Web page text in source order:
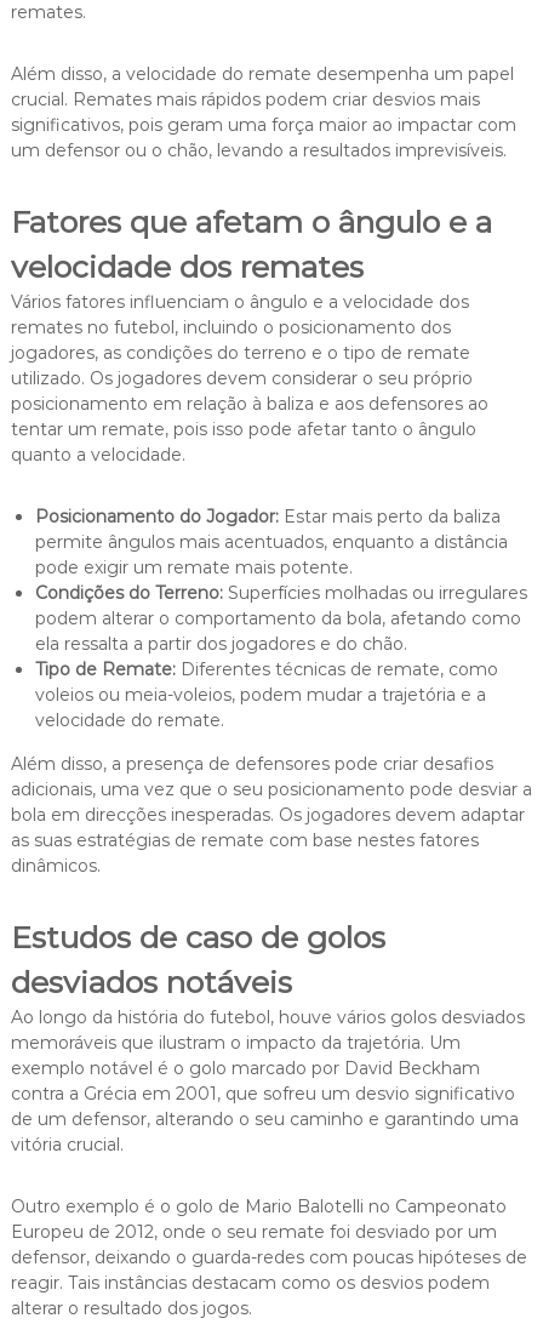
remates.
Além disso, a velocidade do remate desempenha um papel
crucial. Remates mais rápidos podem criar desvios mais
significativos, pois geram uma força maior ao impactar com
um defensor ou o chão, levando a resultados imprevisíveis.
Fatores que afetam o ângulo e a
velocidade dos remates
Vários fatores influenciam o ângulo e a velocidade dos
remates no futebol, incluindo o posicionamento dos
jogadores, as condições do terreno e o tipo de remate
utilizado. Os jogadores devem considerar o seu próprio
posicionamento em relação à baliza e aos defensores ao
tentar um remate, pois isso pode afetar tanto o ângulo
quanto a velocidade.
Posicionamento do Jogador:Estar mais perto da baliza
permite ângulos mais acentuados, enquanto a distância
pode exigir um remate mais potente.
Condições do Terreno:Superfícies molhadas ou irregulares
podem alterar o comportamento da bola, afetando como
ela ressalta a partir dos jogadores e do chão.
Tipo de Remate:Diferentes técnicas de remate, como
voleios ou meia-voleios, podem mudar a trajetória e a
velocidade do remate.
Além disso, a presença de defensores pode criar desafios
adicionais, uma vez que o seu posicionamento pode desviar a
bola em direcções inesperadas. Os jogadores devem adaptar
as suas estratégias de remate com base nestes fatores
dinâmicos.
Estudos de caso de golos
desviados notáveis
Ao longo da história do futebol, houve vários golos desviados
memoráveis que ilustram o impacto da trajetória. Um
exemplo notável é o golo marcado por David Beckham
contra a Grécia em 2001, que sofreu um desvio significativo
de um defensor, alterando o seu caminho e garantindo uma
vitória crucial.
Outro exemplo é o golo de Mario Balotelli no Campeonato
Europeu de 2012, onde o seu remate foi desviado por um
defensor, deixando o guarda-redes com poucas hipóteses de
reagir. Tais instâncias destacam como os desvios podem
alterar o resultado dos jogos.